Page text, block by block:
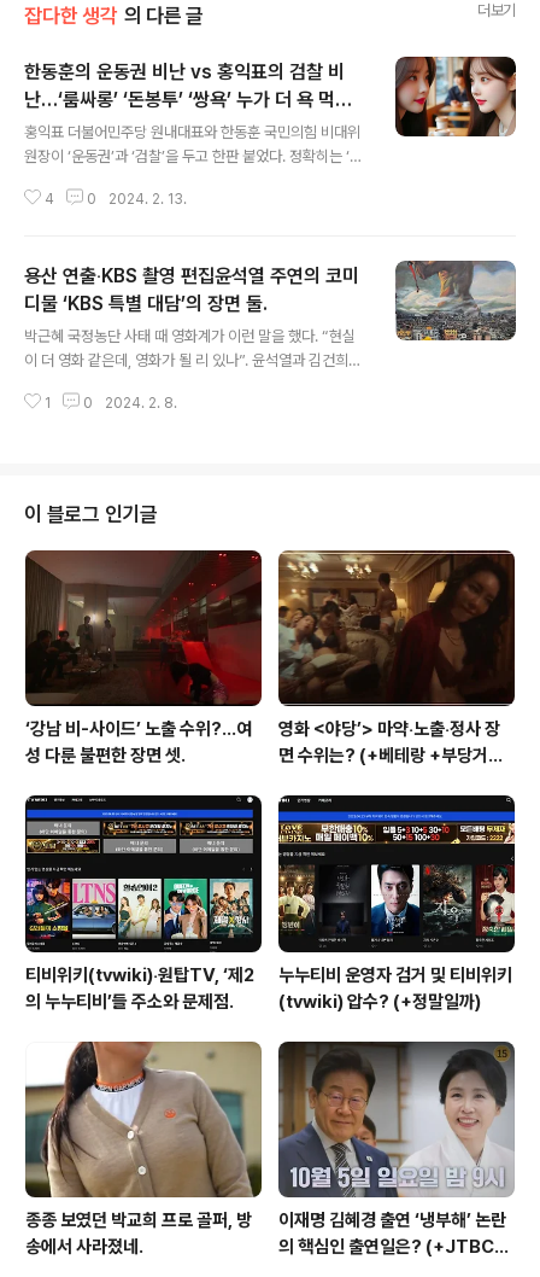
잡다한 생각 의 다른 글 더보기
한동훈의 운동권 비난 vs 홍익표의 검찰 비
난…‘룸싸롱’ ‘돈봉투’ ‘쌍욕’ 누가 더 욕 먹을
일?
홍익표 더불어민주당 원내대표와 한동훈 국민의힘 비대위
원장이 ‘운동권’과 ‘검찰’을 두고 한판 붙었다. 정확히는 ‘운
황에서 현재까지는 홍익표의 ‘우세’ 상황이다. 공포영화보
년도 안된 대통령의 임기를 따지진 않는다. 그래도 1년은
지켜본다. 그런데 윤석열 임기와 관련해서는 사람들이 자
주 되돌아본 www.neocross.net 시작은 홍익표다. 홍익
표는 지난 12일 MBC 라디오 ‘김종배의 시선집중’에서 86
청산론을 두고 “해방 이후에 이승만 정권에서 독립운동 했
던 사람들에 대한 청산론하고 비슷했던 것 같다”며 “독립
4 0 2024. 2. 13.
용산 연출‧KBS 촬영 편집윤석열 주연의 코미
디물 ‘KBS 특별 대담’의 장면 둘.
박근혜 국정농단 사태 때 영화계가 이런 말을 했다. “현실
이 더 영화 같은데, 영화가 될 리 있나”. 윤석열과 김건희가
한다. 헛웃음도 웃음인데 쟤들 때문에 코미디가 망한다”라
롯한 민주당 탈당자들이나 국민의힘에서 자리 못잡다가 민
주당으로 복당한 이언주 등도 있겠지만, www.neocros
s.net 사전녹화되어 며칠간의 편집을 거쳐 방송된 윤석열
주연의 코미디물 ‘KBS 특별대담 ’대통령실을 가다‘가 7일
밤 공개됐다. KBS 박장범 앵커는 그간 보여준 ’무뇌의 진
행자‘의 업..
1 0 2024. 2. 8.
이 블로그 인기글
‘강남 비-사이드’ 노출 수위?…여
성 다룬 불편한 장면 셋.
영화 <야당’> 마약‧노출‧정사 장
면 수위는? (+베테랑 +부당거래
티비위키(tvwiki)‧원탑TV, ‘제2
의 누누티비’들 주소와 문제점.
누누티비 운영자 검거 및 티비위키
(tvwiki) 압수? (+정말일까)
종종 보였던 박교희 프로 골퍼, 방
송에서 사라졌네.
이재명 김혜경 출연 ‘냉부해’ 논란
의 핵심인 출연일은? (+JTBC